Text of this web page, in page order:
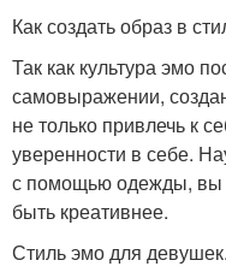
Как создать образ в
Так как культура эмо
самовыражении,
не только привлечь к
уверенности в себе.
с помощью одежды, вы
быть креативнее.
Стиль эмо для девушек.